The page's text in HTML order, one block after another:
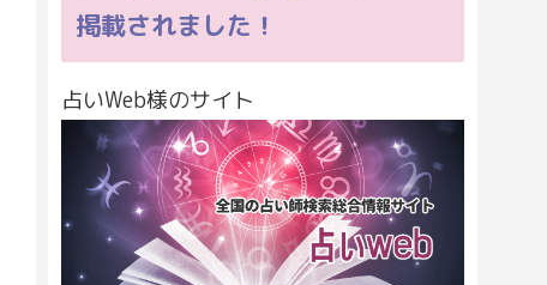
掲載されました！
占いWeb様のサイト